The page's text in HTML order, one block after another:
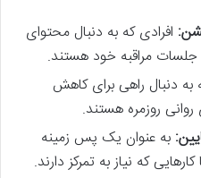
افرادی که به دنبال محتوای
مراقبه خود هستند.
دنبال راهی برای کاهش
روزمره هستند.
به عنوان یک پس زمینه
که نیاز به تمرکز دارند.